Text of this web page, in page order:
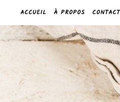
ACCUEIL À PROPOS CONTACT